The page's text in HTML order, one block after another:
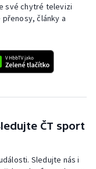
své chytré televizi
články a
ČT sport
Sledujte nás i